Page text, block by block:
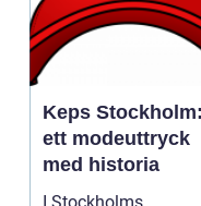
Keps Stockholm:
ett modeuttryck
med historia